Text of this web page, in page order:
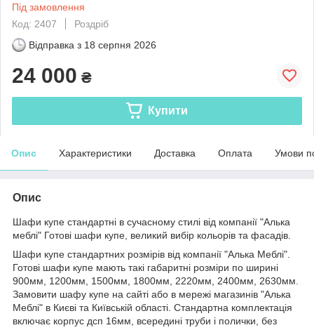
Під замовлення
Код: 2407
Роздріб
Відправка з 18 серпня 2026
24 000 ₴
Купити
Опис Характеристики Доставка Оплата Умови
Опис
Шафи купе стандартні в сучасному стилі від компанії "Алька
меблі" Готові шафи купе, великий вибір кольорів та фасадів.
Шафи купе стандартних розмірів від компанії "Алька Меблі".
Готові шафи купе мають такі габаритні розміри по ширині
900мм, 1200мм, 1500мм, 1800мм, 2220мм, 2400мм, 2630мм.
Замовити шафу купе на сайті або в мережі магазинів "Алька
Меблі" в Києві та Київській області. Стандартна комплектація
включає корпус дсп 16мм, всередині труби і полички, без